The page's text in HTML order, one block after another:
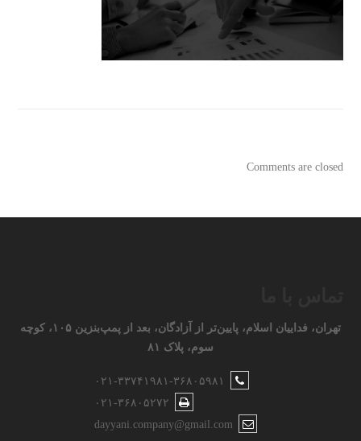
Comments are closed
تهران، فداییان اسلام، پایین‌تر از آزادگان، بعد از پمپ‌بنزین ۱۰۵، کوچه
سوم، پلاک ۸۱
۰۲۱-۳۳۷۴۱۹۸۱-۳۶۸۰۵۹۸۱
۰۲۱-۳۶۸۰۵۲۷۲
dayyani.company@gmail.com